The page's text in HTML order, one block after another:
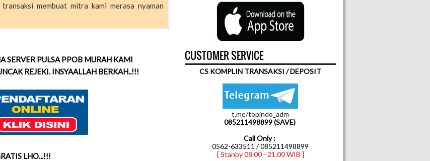
membuat mitra kami merasa nyaman
SERVER PULSA PPOB MURAH KAMI
REJEKI. INSYAALLAH BERKAH..!!!
LHO...!!!
CUSTOMER SERVICE
CS KOMPLIN TRANSAKSI / DEPOSIT
t.me/topindo_adm
085211498899 (SAVE)
Call Only :
0562-633511 / 085211498899
[ Stanby 08.00 - 21.00 WIB ]